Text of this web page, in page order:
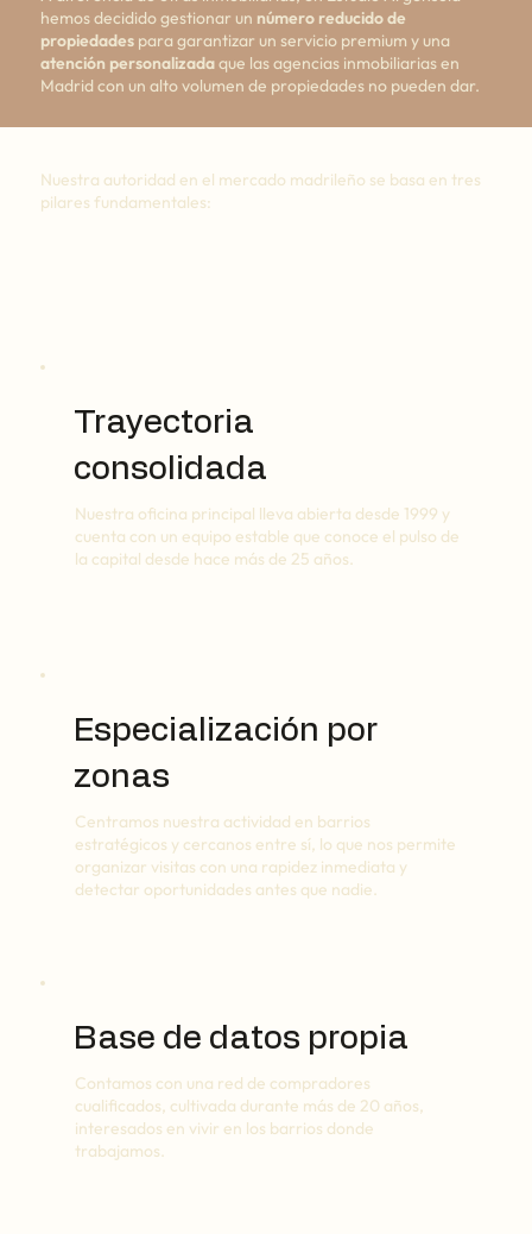
hemos decidido gestionar un número reducido de
propiedades para garantizar un servicio premium y una
atención personalizadaque las agencias inmobiliarias en
Madrid con un alto volumen de propiedades no pueden dar.
Nuestra autoridad en el mercado madrileño se basa en tres
pilares fundamentales:
Trayectoria
consolidada
Nuestra oficina principal lleva abierta desde 1999 y
cuenta con un equipo estable que conoce el pulso de
la capital desde hace más de 25 años.
Especialización por
zonas
Centramos nuestra actividad en barrios
estratégicos y cercanos entre sí, lo que nos permite
organizar visitas con una rapidez inmediata y
detectar oportunidades antes que nadie.
Base de datos propia
Contamos con una red de compradores
cualificados, cultivada durante más de 20 años,
interesados en vivir en los barrios donde
trabajamos.